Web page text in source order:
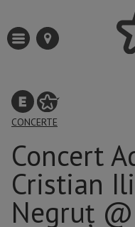
CONCERTE
Concert
Cristian
Negruț